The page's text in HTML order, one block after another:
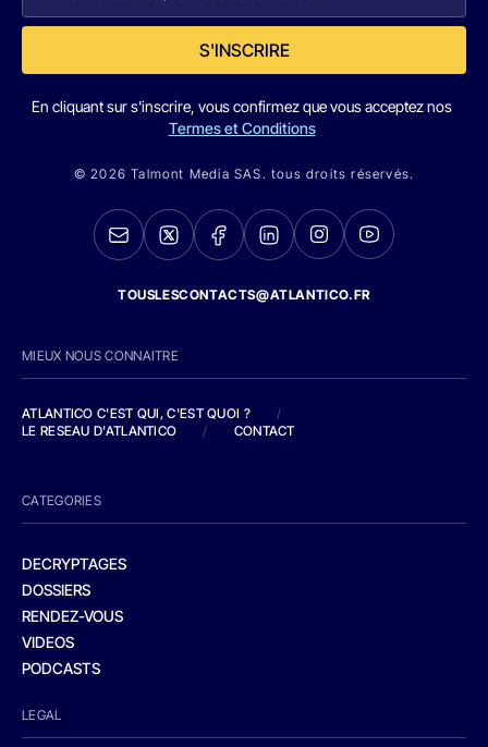
S'INSCRIRE
En cliquant sur s'inscrire, vous confirmez que vous acceptez nos
Termes et Conditions
© 2026 Talmont Media SAS. tous droits réservés.
TOUSLESCONTACTS@ATLANTICO.FR
MIEUX NOUS CONNAITRE
ATLANTICO C'EST QUI, C'EST QUOI ?
/
LE RESEAU D'ATLANTICO
/ CONTACT
CATEGORIES
DECRYPTAGES
DOSSIERS
RENDEZ-VOUS
VIDEOS
PODCASTS
LEGAL